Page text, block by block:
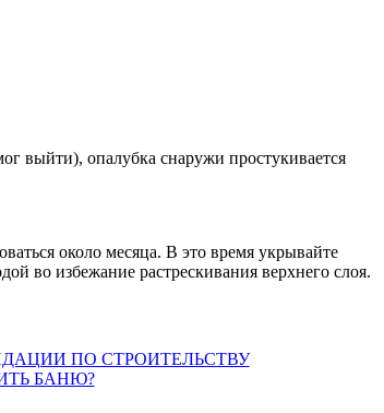
выйти), опалубка снаружи простукивается
около месяца. В это время укрывайте
во избежание растрескивания верхнего слоя.